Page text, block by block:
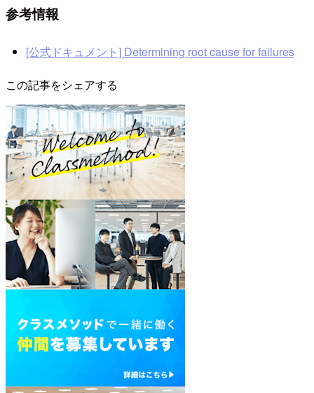
参考情報
[公式ドキュメント] Determining root cause for failures
この記事をシェアする